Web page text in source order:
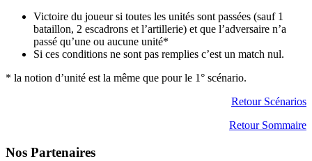
Victoire du joueur si toutes les unités sont passées (sauf 1
bataillon, 2 escadrons et l’artillerie) et que l’adversaire n’a
passé qu’une ou aucune unité*
Si ces conditions ne sont pas remplies c’est un match nul.
* la notion d’unité est la même que pour le 1° scénario.
Retour Scénarios
Retour Sommaire
Nos Partenaires